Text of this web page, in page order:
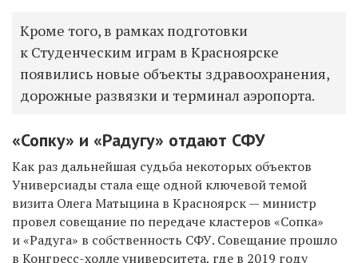
Кроме того, в рамках подготовки
к Студенческим играм в Красноярске
появились новые объекты здравоохранения,
дорожные развязки и терминал аэропорта.
«Сопку» и «Радугу» отдают СФУ
Как раз дальнейшая судьба некоторых объектов
Универсиады стала еще одной ключевой темой
визита Олега Матыцина в Красноярск — министр
провел совещание по передаче кластеров «Сопка»
и «Радуга» в собственность СФУ. Совещание прошло
в Конгресс-холле университета, где в 2019 году